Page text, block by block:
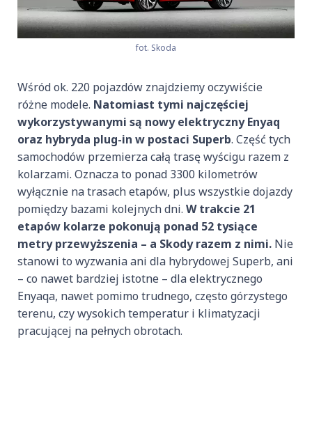
fot. Skoda
Wśród ok. 220 pojazdów znajdziemy oczywiście
różne modele. Natomiast tymi najczęściej
wykorzystywanymi są nowy elektryczny Enyaq
oraz hybryda plug-in w postaci Superb. Część tych
samochodów przemierza całą trasę wyścigu razem z
kolarzami. Oznacza to ponad 3300 kilometrów
wyłącznie na trasach etapów, plus wszystkie dojazdy
pomiędzy bazami kolejnych dni. W trakcie 21
etapów kolarze pokonują ponad 52 tysiące
metry przewyższenia – a Skody razem z nimi. Nie
stanowi to wyzwania ani dla hybrydowej Superb, ani
– co nawet bardziej istotne – dla elektrycznego
Enyaqa, nawet pomimo trudnego, często górzystego
terenu, czy wysokich temperatur i klimatyzacji
pracującej na pełnych obrotach.